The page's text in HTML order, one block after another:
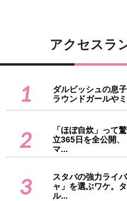
アクセスラ
1
ダルビッシュの息
ラウンドガールや
2
「ほぼ自炊」って
立365日を全公開
マ...
3
スタバの強力ライ
ャ」を選ぶワケ。
ル...